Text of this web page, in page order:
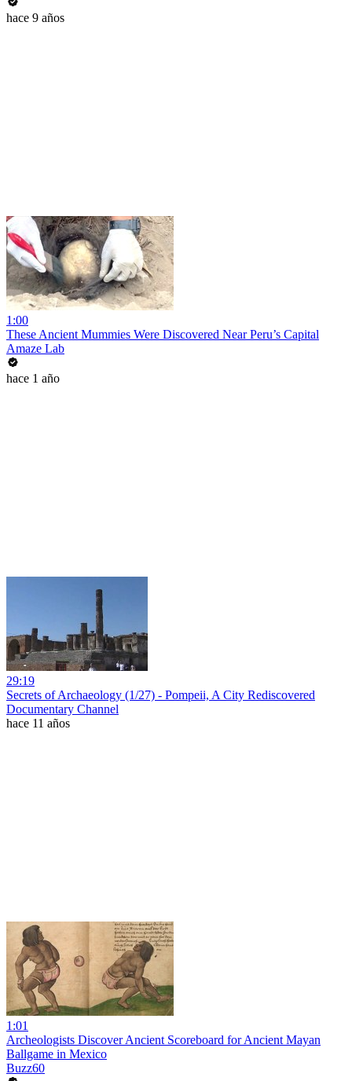
hace 9 años
1:00
These Ancient Mummies Were Discovered Near Peru’s Capital
Amaze Lab
hace 1 año
29:19
Secrets of Archaeology (1/27) - Pompeii, A City Rediscovered
Documentary Channel
hace 11 años
1:01
Archeologists Discover Ancient Scoreboard for Ancient Mayan
Ballgame in Mexico
Buzz60